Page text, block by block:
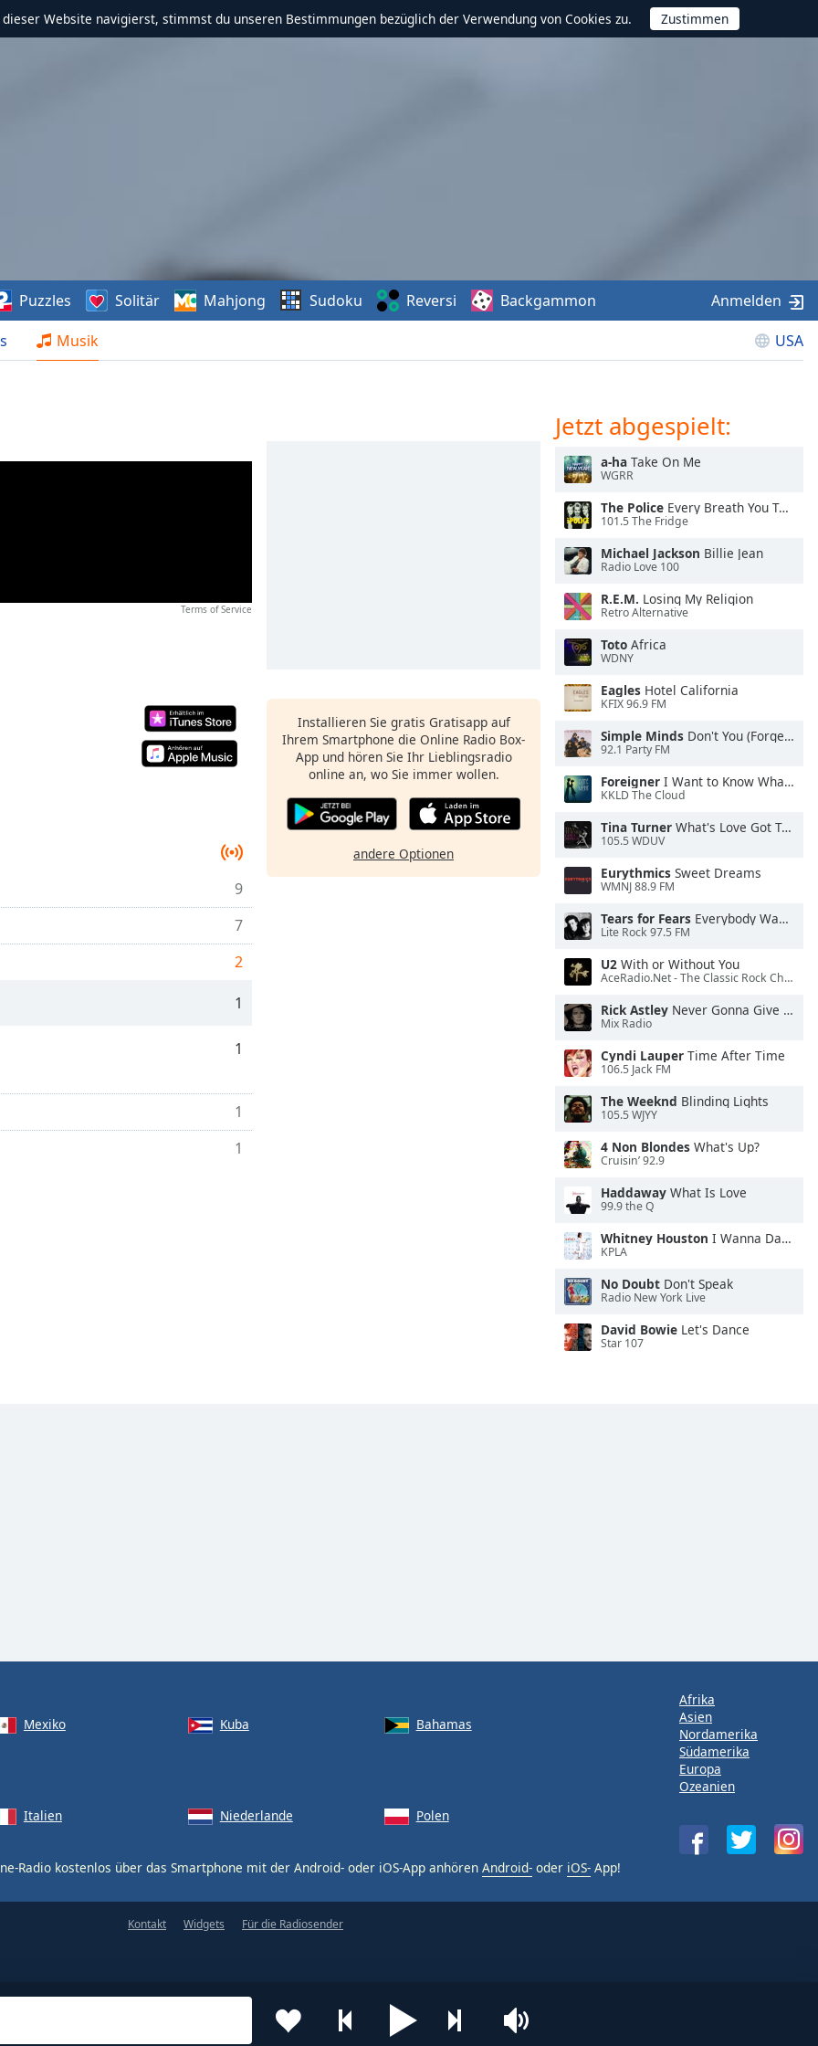
Website navigierst, stimmst du unseren Bestimmungen bezüglich der Verwendung von Cookies zu.
Musik USA
Puzzles Solitär Mahjong Sudoku Reversi Backgammon Anmelden
Terms of Service
9
7
2
1
1
1
1
Installieren Sie gratis Gratisapp auf
Ihrem Smartphone die Online Radio Box-
App und hören Sie Ihr Lieblingsradio
online an, wo Sie immer wollen.
andere Optionen
Jetzt abgespielt:
a-ha Take On Me
WGRR
The Police Every Breath You Take
101.5 The Fridge
Michael Jackson Billie Jean
Radio Love 100
R.E.M. Losing My Religion
Retro Alternative
Toto Africa
WDNY
Eagles Hotel California
KFIX 96.9 FM
Simple Minds Don't You (Forget About Me)
92.1 Party FM
Foreigner I Want to Know What Love Is
KKLD The Cloud
Tina Turner What's Love Got To Do With It
105.5 WDUV
Eurythmics Sweet Dreams
WMNJ 88.9 FM
Tears for Fears Everybody Wants To Rule the World
Lite Rock 97.5 FM
U2 With or Without You
AceRadio.Net - The Classic Rock Channel
Rick Astley Never Gonna Give You Up
Mix Radio
Cyndi Lauper Time After Time
106.5 Jack FM
The Weeknd Blinding Lights
105.5 WJYY
4 Non Blondes What's Up?
Cruisin’ 92.9
Haddaway What Is Love
99.9 the Q
Whitney Houston I Wanna Dance With Somebody
KPLA
No Doubt Don't Speak
Radio New York Live
David Bowie Let's Dance
Star 107
Mexiko Kuba
Bahamas
Italien Niederlande Polen
Radio kostenlos über das Smartphone mit der Android- oder iOS-App anhören Android- oder iOS- App!
Afrika
Asien
Nordamerika
Südamerika
Europa
Ozeanien
Kontakt Widgets Für die Radiosender